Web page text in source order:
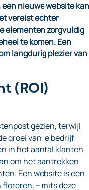
nieuwe website kan
vereist echter
elementen zorgvuldig
te komen. Een
langdurig plezier van
(ROI)
gezien, terwijl
groei van je bedrijf
in het aantal klanten
om het aantrekken
Een website is een
– mits deze